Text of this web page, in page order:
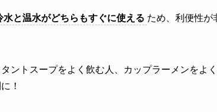
水と温水がどちらもすぐに使える ため、利便性が
ントスープをよく飲む人、カップラーメンをよ
！